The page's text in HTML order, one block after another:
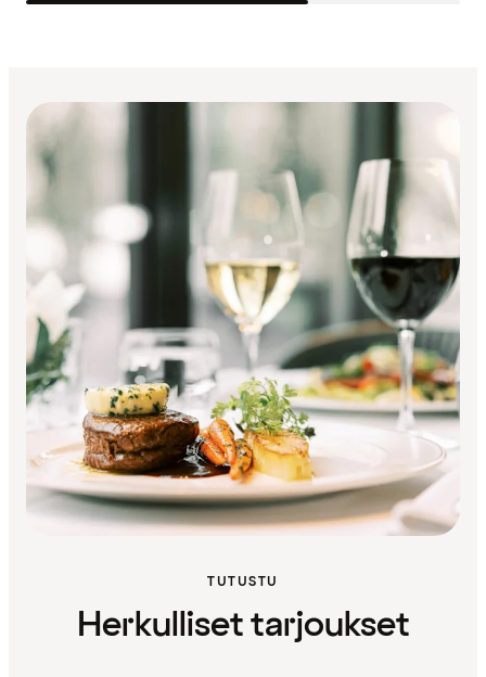
TUTUSTU
Herkulliset tarjoukset